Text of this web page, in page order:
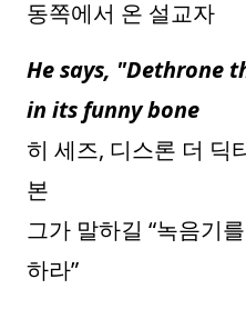
동쪽에서 온 설교자
He says, "Dethrone
in its funny bone
히 세즈, 디스론 더 딕
본
그가 말하길 “녹음기
하라”